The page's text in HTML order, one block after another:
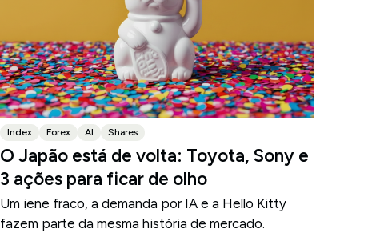
Index Forex AI Shares
O Japão está de volta: Toyota, Sony e
3 ações para ficar de olho
Um iene fraco, a demanda por IA e a Hello Kitty
fazem parte da mesma história de mercado.